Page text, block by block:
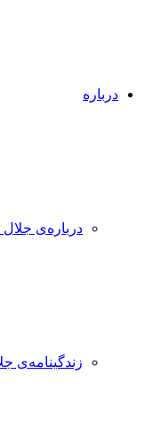
درباره
درباره‌ی
زندگینامه‌ی